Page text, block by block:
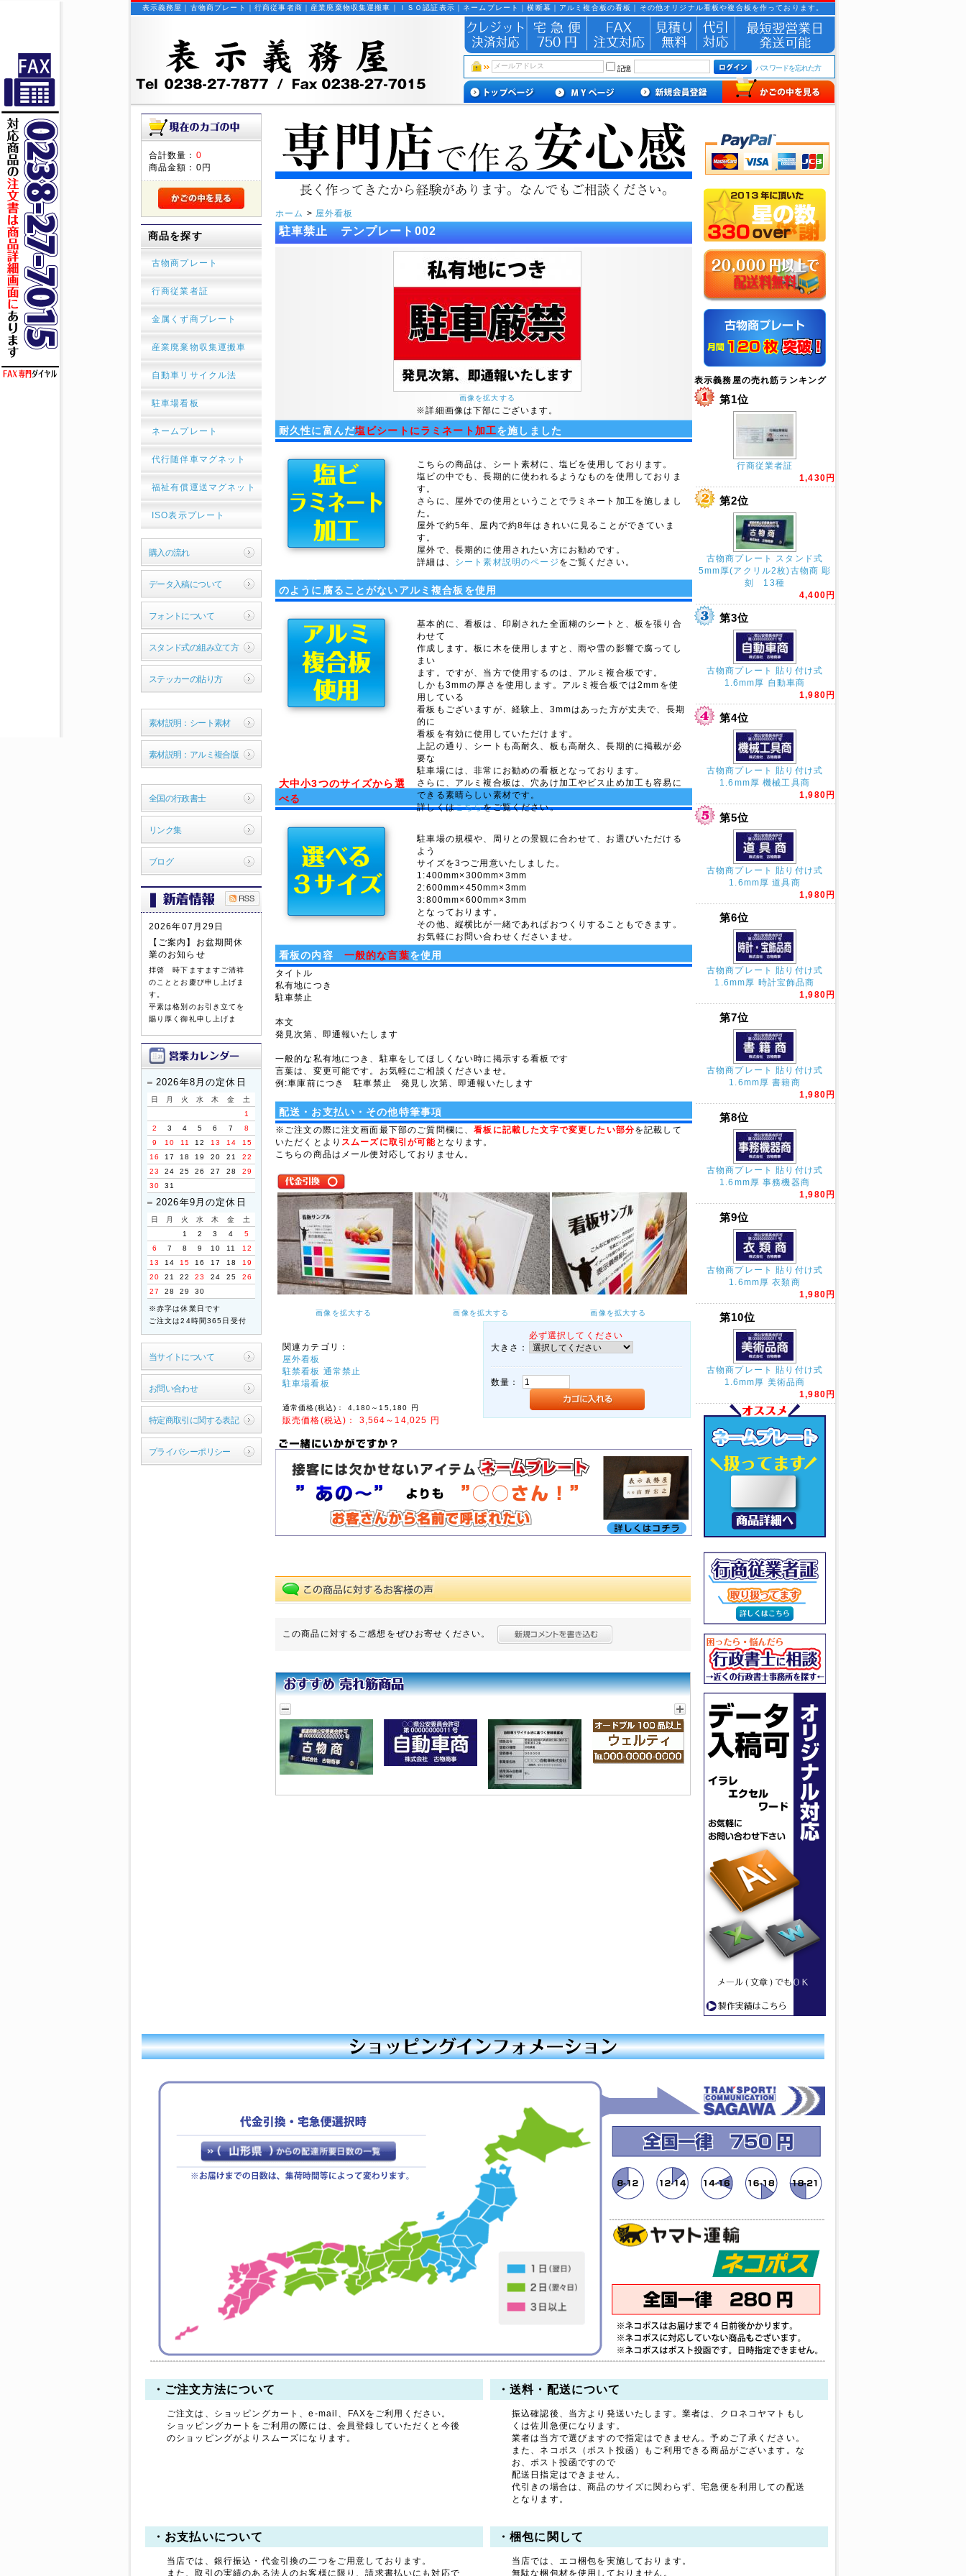
表示義務屋｜古物商プレート｜行商従事者商｜産業廃棄物収集運搬車｜ＩＳＯ認証表示｜ネームプレート｜横断幕｜アルミ複合板の看板｜その他オリジナル看板や複合板を作っております。
記憶 パスワードを忘れた方
合計数量： 0
商品金額： 0円
商品を探す
古物商プレート
行商従業者証
金属くず商プレート
産業廃棄物収集運搬車
自動車リサイクル法
駐車場看板
ネームプレート
代行随伴車マグネット
福祉有償運送マグネット
ISO表示プレート
購入の流れ
データ入稿について
フォントについて
スタンド式の組み立て方
ステッカーの貼り方
素材説明：シート素材
素材説明：アルミ複合版
全国の行政書士
リンク集
ブログ
2026年07月29日
【ご案内】お盆期間休
業のお知らせ
拝啓 時下ますますご清祥
のこととお慶び申し上げま
す。
平素は格別のお引き立てを
賜り厚く御礼申し上げま
誠に勝手ながら、以下の期
間を休業とさせていただき
ます。
【休暇期間】
2026年8月8日(土) ～ 8
月16日(日)
【お盆期間前発送、最終注
文受付日】
2026年8月3日(月)
※お支払手続きも同日中に
お願い致します。
休業期間中にお問い合わせ
いただきました件に関して
は、8月17日より順次ご対
応・発送をさせていただき
ます。
ご迷惑をお掛けいたします
が、何卒ご了承くださいま
すよう宜しくお願い申し上
げます。
敬具
2026年04月21日
【ご案内】ゴールデン
ウィーク休業のお知ら
せ
のこととお慶び申し上げま
お願い致します。
は、1月5日より順次ご対
ご迷惑をお掛けいたします
が、何卒ご了承くださいま
すよう宜しくお願い申し上
拝啓 時下ますますご清祥
のこととお慶び申し上げま
平素は格別のお引き立てを
賜り厚く御礼申し上げま
誠に勝手ながら、以下の期
ます。
2025年8月9日(土) ～ 8
月17日(日)
休業期間中にお問い合わせ
いただきました件に関して
は、8月18日より順次ご対
応・発送をさせていただき
ます。
2026年8月の定休日
日 月 火 水 木 金
土
1
2
3 4 5 6 7
8
9
10 11 12 13 14
15
16
17 18 19 20 21
22
23
24 25 26 27 28
29
30
31
2026年9月の定休日
日 月 火 水 木 金
土
1
2 3 4
5
6
7 8 9 10 11
12
13
14 15 16 17 18
19
20
21 22 23 24 25
26
27
28 29 30
※赤字は休業日です
ご注文は24時間365日受付
当サイトについて
お問い合わせ
特定商取引に関する表記
プライバシーポリシー
ホーム > 屋外看板
駐車禁止 テンプレート002
画像を拡大する
※詳細画像は下部にございます。
耐久性に富んだ塩ビシートにラミネート加工を施しました
こちらの商品は、シート素材に、塩ビを使用しております。
塩ビの中でも、長期的に使われるようなものを使用しておりま
す。
さらに、屋外での使用ということでラミネート加工を施しまし
た。
屋外で約5年、屋内で約8年はきれいに見ることができていま
す。
屋外で、長期的に使用されたい方にお勧めです。
詳細は、 シート素材説明のページ をご覧ください。
のように腐ることがないアルミ複合板を使用
基本的に、看板は、印刷された全面糊のシートと、板を張り合
わせて
作成します。板に木を使用しますと、雨や雪の影響で腐ってし
まい
ます。ですが、当方で使用するのは、アルミ複合板です。
しかも3mmの厚さを使用します。アルミ複合板では2mmを使
用している
看板もございますが、経験上、3mmはあった方が丈夫で、長期
的に
看板を有効に使用していただけます。
上記の通り、シートも高耐久、板も高耐久、長期的に掲載が必
要な
駐車場には、非常にお勧めの看板となっております。
さらに、アルミ複合板は、穴あけ加工やビス止め加工も容易に
できる素晴らしい素材です。
詳しくはこちらをご覧ください。
大中小3つのサイズから選
べる
駐車場の規模や、周りとの景観に合わせて、お選びいただける
よう
サイズを3つご用意いたしました。
1:400mm×300mm×3mm
2:600mm×450mm×3mm
3:800mm×600mm×3mm
となっております。
その他、縦横比が一緒であればおつくりすることもできます。
お気軽にお問い合わせくださいませ。
看板の内容 一般的な言葉を使用
タイトル
私有地につき
駐車禁止
本文
発見次第、即通報いたします
一般的な私有地につき、駐車をしてほしくない時に掲示する看板です
言葉は、変更可能です。お気軽にご相談くださいませ。
例:車庫前につき 駐車禁止 発見し次第、即通報いたします
配送・お支払い・その他特筆事項
※ご注文の際に注文画面最下部のご質問欄に、看板に記載した文字で変更したい部分を記載して
いただくとより スムーズに取引が可能 となります。
こちらの商品はメール便対応しておりません。
画像を拡大する 画像を拡大する 画像を拡大する
関連カテゴリ：
屋外看板
駐禁看板 通常禁止
駐車場看板
通常価格(税込)： 4,180～15,180 円
販売価格(税込)： 3,564～14,025 円
大きさ：
必ず選択してください
数量：
この商品に対するご感想をぜひお寄せください。
表示義務屋の売れ筋ランキング
第1位
行商従業者証
1,430円
第2位
古物商プレート スタンド式
5mm厚(アクリル2枚)古物商 彫
刻 13種
4,400円
第3位
古物商プレート 貼り付け式
1.6mm厚 自動車商
1,980円
第4位
古物商プレート 貼り付け式
1.6mm厚 機械工具商
1,980円
第5位
古物商プレート 貼り付け式
1.6mm厚 道具商
1,980円
第6位
古物商プレート 貼り付け式
1.6mm厚 時計宝飾品商
1,980円
第7位
古物商プレート 貼り付け式
1.6mm厚 書籍商
1,980円
第8位
古物商プレート 貼り付け式
1.6mm厚 事務機器商
1,980円
第9位
古物商プレート 貼り付け式
1.6mm厚 衣類商
1,980円
第10位
古物商プレート 貼り付け式
1.6mm厚 美術品商
1,980円
・ご注文方法について
ご注文は、ショッピングカート、e-mail、FAXをご利用ください。
ショッピングカートをご利用の際には、会員登録していただくと今後
のショッピングがよりスムーズになります。
・送料・配送について
振込確認後、当方より発送いたします。業者は、クロネコヤマトもし
くは佐川急便になります。
業者は当方で選びますので指定はできません。予めご了承ください。
また、ネコポス（ポスト投函）もご利用できる商品がございます。な
お、ポスト投函ですので
配送日指定はできません。
代引きの場合は、商品のサイズに関わらず、宅急便を利用しての配送
となります。
・お支払いについて
当店では、銀行振込・代金引換の二つをご用意しております。
また、取引の実績のある法人のお客様に限り、請求書払いにも対応で
・梱包に関して
当店では、エコ梱包を実施しております。
無駄な梱包材を使用しておりません。